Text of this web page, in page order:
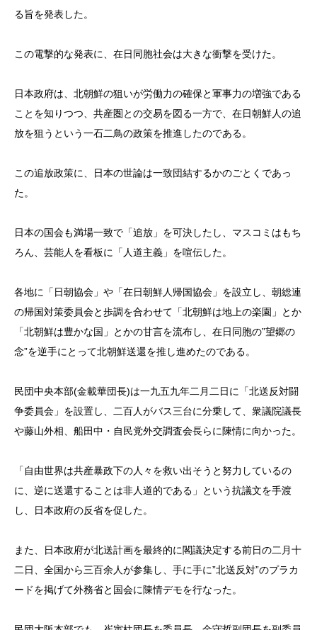
る旨を発表した。
この電撃的な発表に、在日同胞社会は大きな衝撃を受けた。
日本政府は、北朝鮮の狙いが労働力の確保と軍事力の増強である
ことを知りつつ、共産圏との交易を図る一方で、在日朝鮮人の追
放を狙うという一石二鳥の政策を推進したのである。
この追放政策に、日本の世論は一致団結するかのごとくであっ
た。
日本の国会も満場一致で「追放」を可決したし、マスコミはもち
ろん、芸能人を看板に「人道主義」を喧伝した。
各地に「日朝協会」や「在日朝鮮人帰国協会」を設立し、朝総連
の帰国対策委員会と歩調を合わせて「北朝鮮は地上の楽園」とか
「北朝鮮は豊かな国」とかの甘言を流布し、在日同胞の”望郷の
念”を逆手にとって北朝鮮送還を推し進めたのである。
民団中央本部(金載華団長)は一九五九年二月二日に「北送反対闘
争委員会」を設置し、二百人がバス三台に分乗して、衆議院議長
や藤山外相、船田中・自民党外交調査会長らに陳情に向かった。
「自由世界は共産暴政下の人々を救い出そうと努力しているの
に、逆に送還することは非人道的である」という抗議文を手渡
し、日本政府の反省を促した。
また、日本政府が北送計画を最終的に閣議決定する前日の二月十
二日、全国から三百余人が参集し、手に手に”北送反対”のプラカ
ードを掲げて外務省と国会に陳情デモを行なった。